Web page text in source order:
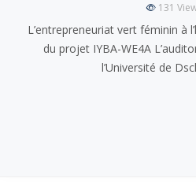
131
L’entrepreneuriat vert féminin à
du projet IYBA-WE4A
l’Université de